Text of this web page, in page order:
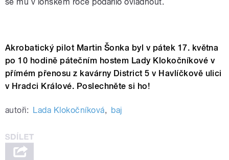
Klokočníkovou
Akrobatický pilot Martin Šonka byl v pátek 17. května
po 10 hodině pátečním hostem Lady Klokočníkové v
přímém přenosu z kavárny District 5 v Havlíčkově ulici
v Hradci Králové. Poslechněte si ho!
autoři: Lada Klokočníková, baj